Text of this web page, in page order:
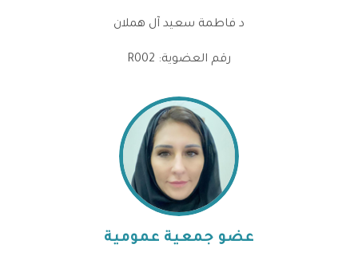
د فاطمة سعيد آل هملان
رقم العضوية: R002
عضو جمعية عمومية